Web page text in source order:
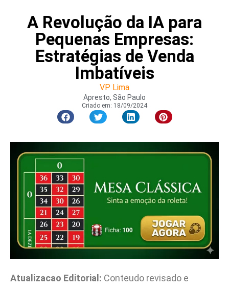
A Revolução da IA para
Pequenas Empresas:
Estratégias de Venda
Imbatíveis
VP Lima
Apresto, São Paulo
Criado em: 18/09/2024
Atualizacao Editorial: Conteudo revisado e